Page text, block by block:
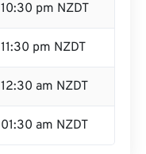
10:30 pm NZDT
11:30 pm NZDT
12:30 am NZDT
01:30 am NZDT